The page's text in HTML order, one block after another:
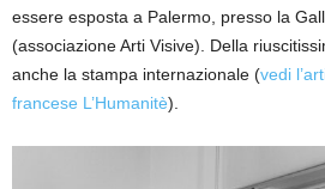
essere esposta a Palermo, presso la
(associazione Arti Visive). Della
anche la stampa internazionale (vedi
francese L’Humanitè).